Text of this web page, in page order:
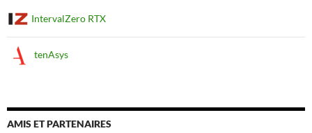
IntervalZero RTX
tenAsys
AMIS ET PARTENAIRES